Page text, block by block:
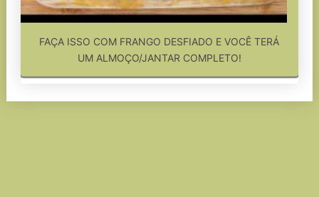
FAÇA ISSO COM FRANGO DESFIADO E VOCÊ TERÁ
UM ALMOÇO/JANTAR COMPLETO!